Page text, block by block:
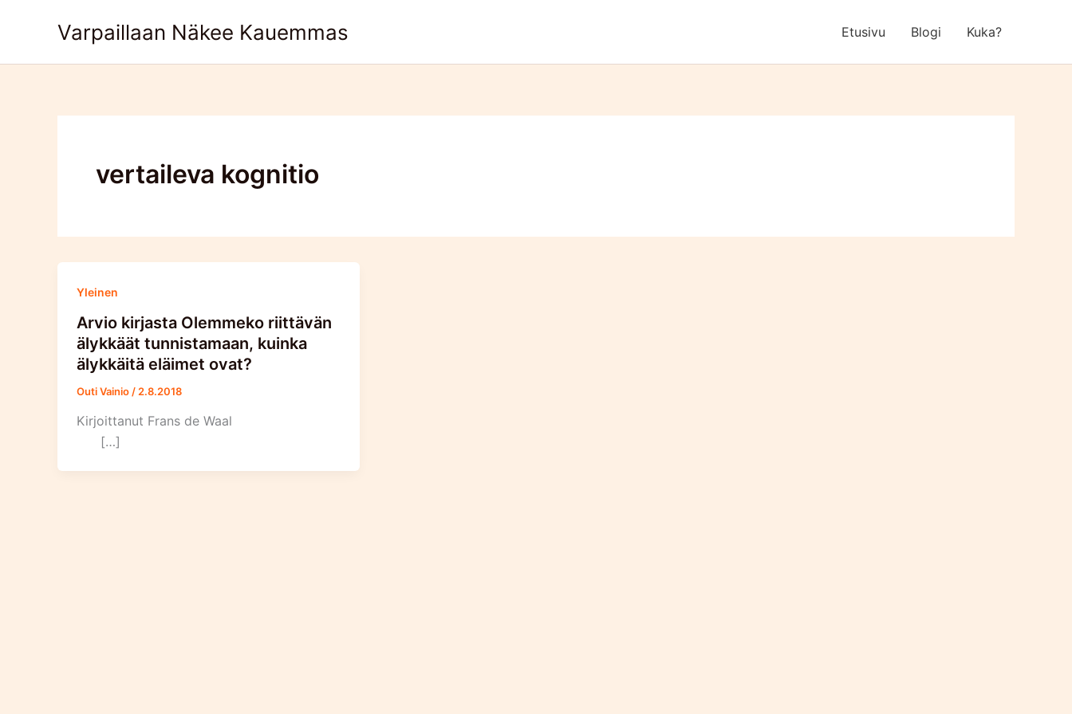
Varpaillaan Näkee Kauemmas Etusivu Blogi Kuka?
vertaileva kognitio
Yleinen
Arvio kirjasta Olemmeko riittävän
älykkäät tunnistamaan, kuinka
älykkäitä eläimet ovat?
Outi Vainio / 2.8.2018
Kirjoittanut Frans de Waal
[…]